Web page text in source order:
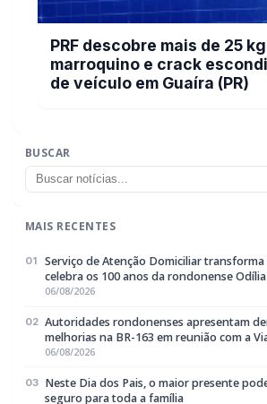
PRF descobre mais de 25
marroquino e crack
de veículo em Guaíra (PR)
BUSCAR
MAIS RECENTES
01
Serviço de Atenção Domiciliar
celebra os 100 anos da rondonense
06/08/2026
02 Autoridades rondonenses apresentam
melhorias na BR-163 em reunião com a
06/08/2026
03 Neste Dia dos Pais, o maior presente
seguro para toda a família